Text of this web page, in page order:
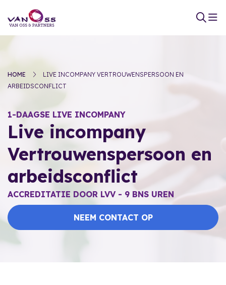
HOME
LIVE INCOMPANY VERTROUWENSPERSOON EN
ARBEIDSCONFLICT
1-DAAGSE LIVE INCOMPANY
Live incompany
Vertrouwenspersoon en
arbeidsconflict
ACCREDITATIE DOOR LVV - 9 BNS UREN
NEEM CONTACT OP